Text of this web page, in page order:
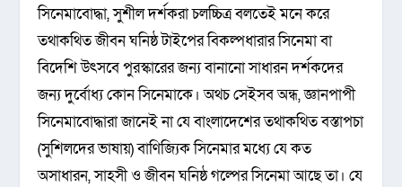
সিনেমাবোদ্ধা, সুশীল দর্শকরা চলচ্চিত্র বলতেই মনে করে
তথাকথিত জীবন ঘনিষ্ঠ টাইপের বিকল্পধারার সিনেমা বা
বিদেশি উৎসবে পুরস্কারের জন্য বানানো সাধারন দর্শকদের
জন্য দুর্বোধ্য কোন সিনেমাকে। অথচ সেইসব অন্ধ, জ্ঞানপাপী
সিনেমাবোদ্ধারা জানেই না যে বাংলাদেশের তথাকথিত বস্তাপচা
(সুশিলদের ভাষায়) বাণিজ্যিক সিনেমার মধ্যে যে কত
অসাধারন, সাহসী ও জীবন ঘনিষ্ঠ গল্পের সিনেমা আছে তা। যে